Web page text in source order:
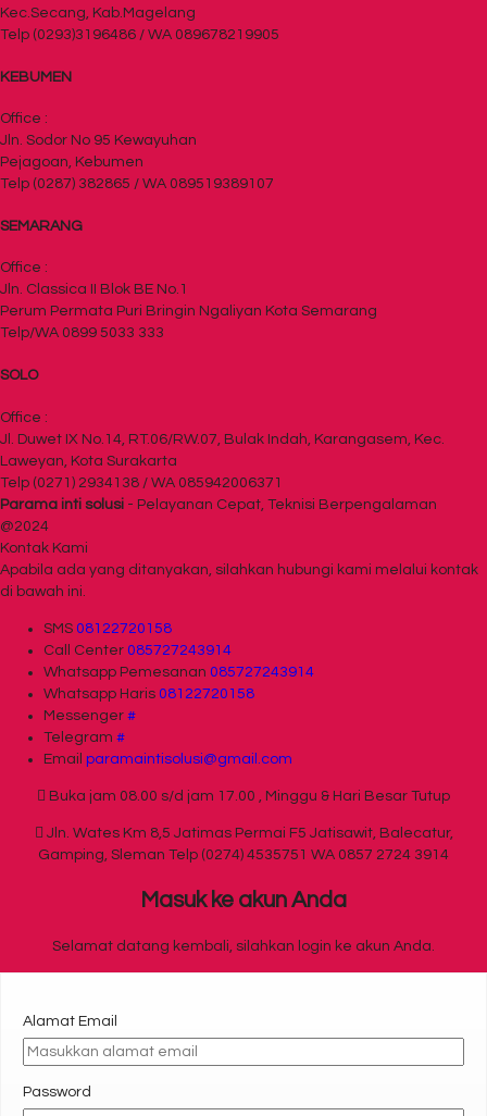
Kec.Secang, Kab.Magelang
Telp (0293)3196486 / WA 089678219905
KEBUMEN
Office :
Jln. Sodor No 95 Kewayuhan
Pejagoan, Kebumen
Telp (0287) 382865 / WA 089519389107
SEMARANG
Office :
Jln. Classica II Blok BE No.1
Perum Permata Puri Bringin Ngaliyan Kota Semarang
Telp/WA 0899 5033 333
SOLO
Office :
Jl. Duwet IX No.14, RT.06/RW.07, Bulak Indah, Karangasem, Kec.
Laweyan, Kota Surakarta
Telp (0271) 2934138 / WA 085942006371
Parama inti solusi - Pelayanan Cepat, Teknisi Berpengalaman
@2024
Kontak Kami
Apabila ada yang ditanyakan, silahkan hubungi kami melalui kontak
di bawah ini.
SMS 08122720158
Call Center 085727243914
Whatsapp Pemesanan 085727243914
Whatsapp Haris 08122720158
Messenger #
Telegram #
Email paramaintisolusi@gmail.com
Buka jam 08.00 s/d jam 17.00 , Minggu & Hari Besar Tutup
Jln. Wates Km 8,5 Jatimas Permai F5 Jatisawit, Balecatur,
Gamping, Sleman Telp (0274) 4535751 WA 0857 2724 3914
Masuk ke akun Anda
Selamat datang kembali, silahkan login ke akun Anda.
Alamat Email
Password